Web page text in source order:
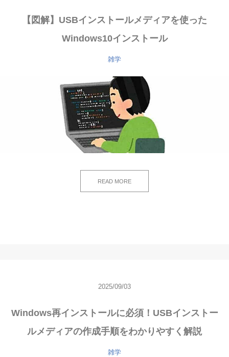
【図解】USBインストールメディアを使った
Windows10インストール
雑学
READ MORE
2025/09/03
Windows再インストールに必須！USBインストー
ルメディアの作成手順をわかりやすく解説
雑学